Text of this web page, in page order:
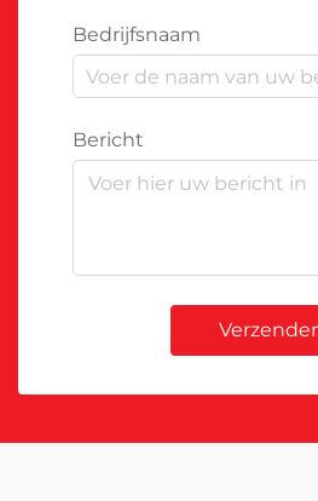
Bedrijfsnaam
Bericht